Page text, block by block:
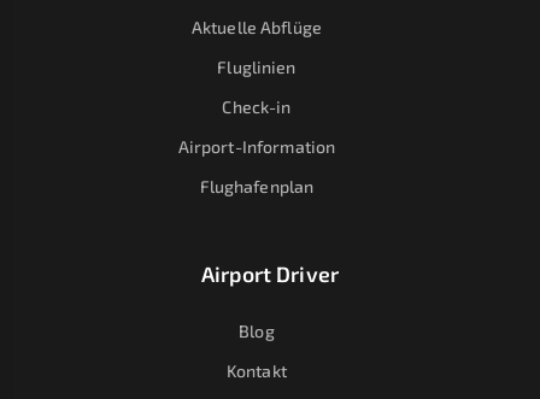
Aktuelle Abflüge
Fluglinien
Check-in
Airport-Information
Flughafenplan
Airport Driver
Blog
Kontakt